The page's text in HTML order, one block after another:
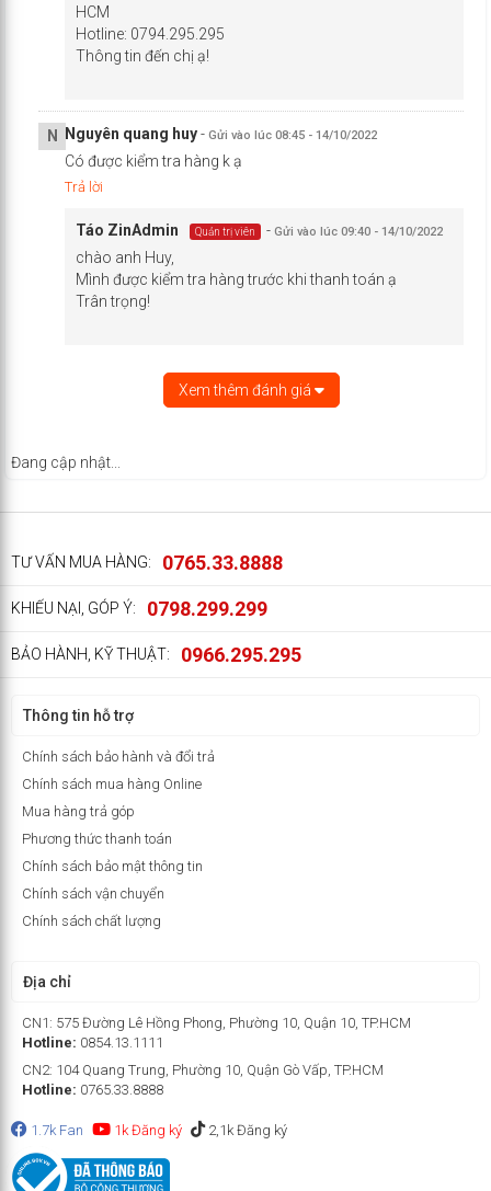
HCM
Hotline: 0794.295.295
Thông tin đến chị ạ!
N Nguyên quang huy-Gửi vào lúc 08:45 - 14/10/2022
Có được kiểm tra hàng k ạ
Trả lời
Táo ZinAdmin Quản trị viên -Gửi vào lúc 09:40 - 14/10/2022
chào anh Huy,
Mình được kiểm tra hàng trước khi thanh toán ạ
Trân trọng!
Xem thêm đánh giá
Đang cập nhật...
TƯ VẤN MUA HÀNG: 0765.33.8888
KHIẾU NẠI, GÓP Ý: 0798.299.299
BẢO HÀNH, KỸ THUẬT: 0966.295.295
Thông tin hỗ trợ
Chính sách bảo hành và đổi trả
Chính sách mua hàng Online
Mua hàng trả góp
Phương thức thanh toán
Chính sách bảo mật thông tin
Chính sách vận chuyển
Chính sách chất lượng
Địa chỉ
CN1: 575 Đường Lê Hồng Phong, Phường 10, Quận 10, TP.HCM
Hotline: 0854.13.1111
CN2: 104 Quang Trung, Phường 10, Quận Gò Vấp, TP.HCM
Hotline: 0765.33.8888
1.7k Fan 1k Đăng ký 2,1k Đăng ký